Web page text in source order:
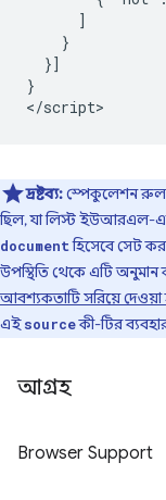
      ]
    }
  }]
}
দ্রষ্টব্য:স্পেকুলেশন
ছিল, যা লিস্ট ইউআরএল-
documentহিসেবে সেট
উপস্থিতি থেকে এটি অনুমান
আবশ্যকতাটি সরিয়ে দেওয়া
এইsourceকী-টির
আগ্রহ
Browser Support